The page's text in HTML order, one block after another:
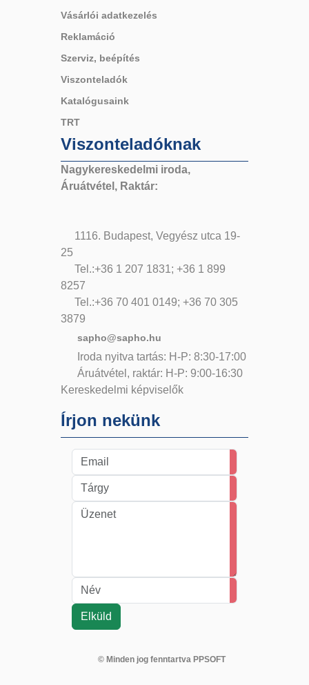
Vásárlói adatkezelés
Reklamáció
Szerviz, beépítés
Viszonteladók
Katalógusaink
TRT
Viszonteladóknak
Nagykereskedelmi iroda,
Áruátvétel, Raktár:
1116. Budapest, Vegyész utca 19-
25
Tel.:+36 1 207 1831; +36 1 899
8257
Tel.:+36 70 401 0149; +36 70 305
3879
sapho@sapho.hu
Iroda nyitva tartás: H-P: 8:30-17:00
Áruátvétel, raktár: H-P: 9:00-16:30
Kereskedelmi képviselők
Írjon nekünk
© Minden jog fenntartva PPSOFT